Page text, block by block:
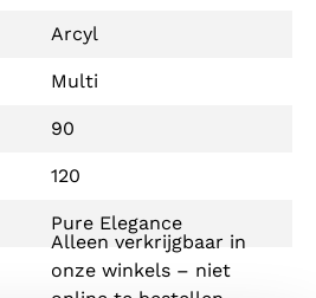
Arcyl
Multi
90
120
Pure Elegance
Alleen verkrijgbaar in
onze winkels – niet